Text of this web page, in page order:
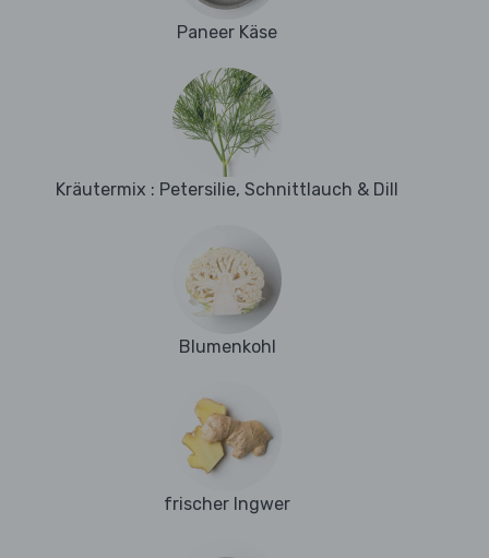
Paneer Käse
Kräutermix : Petersilie, Schnittlauch & Dill
Blumenkohl
frischer Ingwer